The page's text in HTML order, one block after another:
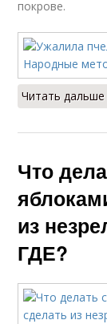
покрове.
Читать
Что
из
ГДЕ?